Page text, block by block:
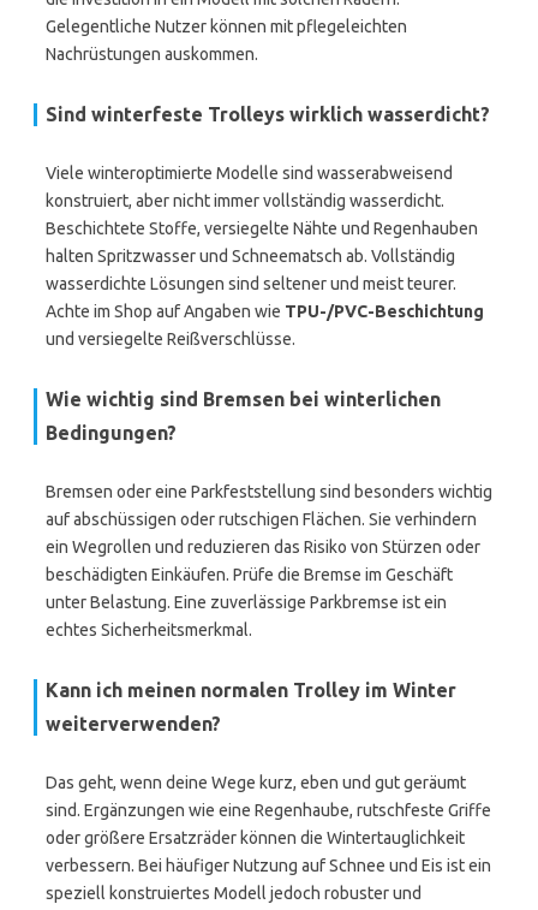
Gelegentliche Nutzer können mit pflegeleichten
Nachrüstungen auskommen.
Sind winterfeste Trolleys wirklich wasserdicht?
Viele winteroptimierte Modelle sind wasserabweisend
konstruiert, aber nicht immer vollständig wasserdicht.
Beschichtete Stoffe, versiegelte Nähte und Regenhauben
halten Spritzwasser und Schneematsch ab. Vollständig
wasserdichte Lösungen sind seltener und meist teurer.
Achte im Shop auf Angaben wie TPU-/PVC-Beschichtung
und versiegelte Reißverschlüsse.
Wie wichtig sind Bremsen bei winterlichen
Bedingungen?
Bremsen oder eine Parkfeststellung sind besonders wichtig
auf abschüssigen oder rutschigen Flächen. Sie verhindern
ein Wegrollen und reduzieren das Risiko von Stürzen oder
beschädigten Einkäufen. Prüfe die Bremse im Geschäft
unter Belastung. Eine zuverlässige Parkbremse ist ein
echtes Sicherheitsmerkmal.
Kann ich meinen normalen Trolley im Winter
weiterverwenden?
Das geht, wenn deine Wege kurz, eben und gut geräumt
sind. Ergänzungen wie eine Regenhaube, rutschfeste Griffe
oder größere Ersatzräder können die Wintertauglichkeit
verbessern. Bei häufiger Nutzung auf Schnee und Eis ist ein
speziell konstruiertes Modell jedoch robuster und